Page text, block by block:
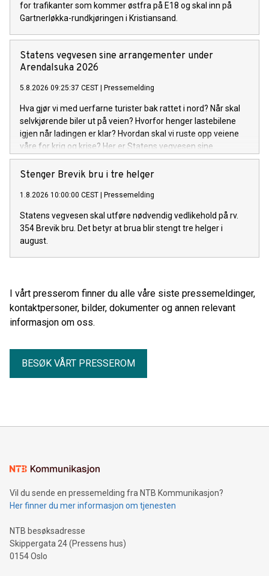
for trafikanter som kommer østfra på E18 og skal inn på
Gartnerløkka-rundkjøringen i Kristiansand.
Statens vegvesen sine arrangementer under
Arendalsuka 2026
5.8.2026 09:25:37 CEST Pressemelding
Hva gjør vi med uerfarne turister bak rattet i nord? Når skal
selvkjørende biler ut på veien? Hvorfor henger lastebilene
igjen når ladingen er klar? Hvordan skal vi ruste opp veiene
våre for krig og krise? Her er Statens vegvesen sine
arrangementer under Arendalsuka 2026.
Stenger Brevik bru i tre helger
1.8.2026 10:00:00 CEST Pressemelding
Statens vegvesen skal utføre nødvendig vedlikehold på rv.
354 Brevik bru. Det betyr at brua blir stengt tre helger i
august.
I vårt presserom finner du alle våre siste pressemeldinger,
kontaktpersoner, bilder, dokumenter og annen relevant
informasjon om oss.
BESØK VÅRT PRESSEROM
Vil du sende en pressemelding fra NTB Kommunikasjon?
Her finner du mer informasjon om tjenesten
NTB besøksadresse
Skippergata 24 (Pressens hus)
0154 Oslo